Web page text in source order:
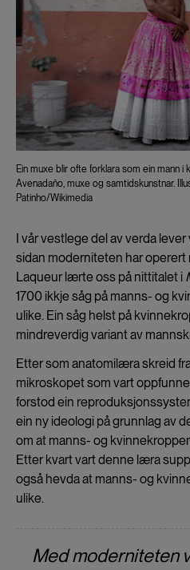
Ein muxe blir ofte forklara som ein mann
Avenadaño, muxe og samtidskunstnar.
Patinho/Wikimedia
I vår vestlege del av verda lever
sidan moderniteten har operert
Laqueur lærte oss på nittitalet i
1700 ikkje såg på manns- og
ulike. Ein såg helst på
mindreverdig variant av
Etter som anatomilæra skreid
mikroskopet som vart
forstod ein
ein ny ideologi på grunnlag av
om at manns- og
Etter kvart vart denne læra
også hevda at manns- og
ulike.
Med moderniteten